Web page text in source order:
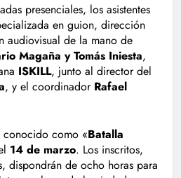
presenciales, los asistentes
en guion, dirección
audiovisual de la mano de
Magaña y Tomás Iniesta,
ISKILL, junto al director del
, y el coordinador Rafael
conocido como «Batalla
14 de marzo. Los inscritos,
dispondrán de ocho horas para